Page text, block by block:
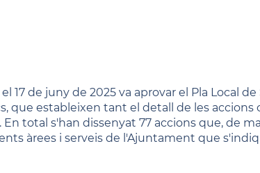
17 de juny de 2025 va aprovar el Pla Local
estableixen tant el detall de les accions
total s'han dissenyat 77 accions que, de
àrees i serveis de l'Ajuntament que